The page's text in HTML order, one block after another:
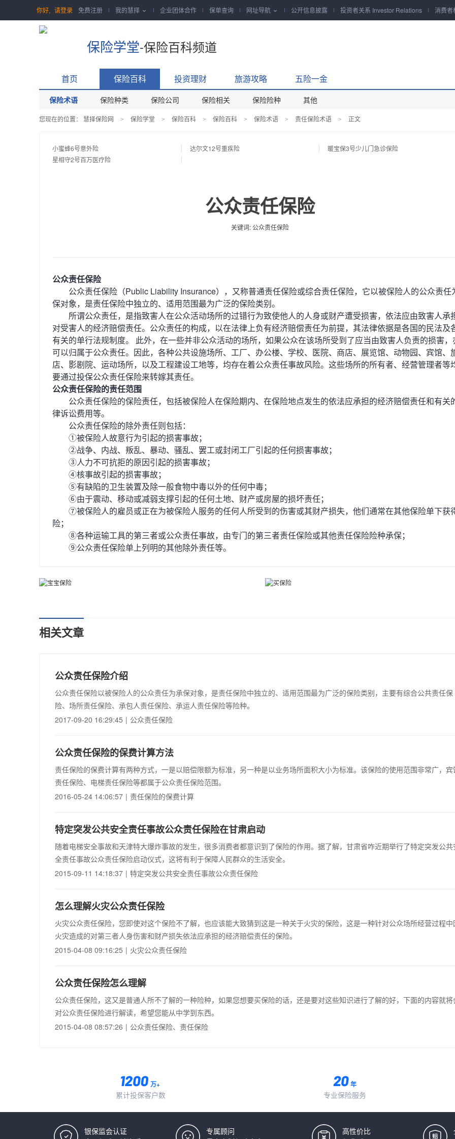
你好, 请登录 免费注册 我的慧择  企业团体合作 保单查询 网址导航  公开信息披露 投资者关系 Investor Relations 消费者
保险学堂-保险百科频道
首页 保险百科 投资理财 旅游攻略 五险一金
保险术语 保险种类 保险公司 保险相关 保险险种 其他
您现在的位置： 慧择保险网 > 保险学堂 > 保险百科 > 保险百科 > 保险术语 > 责任保险术语 > 正文
小蜜蜂6号意外险 达尔文12号重疾险
暖宝保3号少儿门急诊保险
星相守2号百万医疗险
公众责任保险
关键词: 公众责任保险
公众责任保险
公众责任保险（Public Liability Insurance），又称普通责任保险或综合责任保险，它以被保险人的公众责任
保对象，是责任保险中独立的、适用范围最为广泛的保险类别。
所谓公众责任，是指致害人在公众活动场所的过错行为致使他人的人身或财产遭受损害，依法应由致害人承
对受害人的经济赔偿责任。公众责任的构成，以在法律上负有经济赔偿责任为前提，其法律依据是各国的民法及
有关的单行法规制度。 此外，在一些并非公众活动的场所，如果公众在该场所受到了应当由致害人负责的损害，
可以归属于公众责任。因此，各种公共设施场所、工厂、办公楼、学校、医院、商店、展览馆、动物园、宾馆、
店、影剧院、运动场所，以及工程建设工地等，均存在着公众责任事故风险。这些场所的所有者、经营管理者等
要通过投保公众责任保险来转嫁其责任。
公众责任保险的责任范围
公众责任保险的保险责任，包括被保险人在保险期内、在保险地点发生的依法应承担的经济赔偿责任和有关
律诉讼费用等。
公众责任保险的除外责任则包括：
①被保险人故意行为引起的损害事故；
②战争、内战、叛乱、暴动、骚乱、罢工或封闭工厂引起的任何损害事故；
③人力不可抗拒的原因引起的损害事故；
④核事故引起的损害事故；
⑤有缺陷的卫生装置及除一般食物中毒以外的任何中毒；
⑥由于震动、移动或减弱支撑引起的任何土地、财产或房屋的损坏责任；
⑦被保险人的雇员或正在为被保险人服务的任何人所受到的伤害或其财产损失，他们通常在其他保险单下获
险；
⑧各种运输工具的第三者或公众责任事故，由专门的第三者责任保险或其他责任保险险种承保；
⑨公众责任保险单上列明的其他除外责任等。
相关文章
公众责任保险介绍
公众责任保险以被保险人的公众责任为承保对象，是责任保险中独立的、适用范围最为广泛的保险类别，主要有综合公共责任保
险、场所责任保险、承包人责任保险、承运人责任保险等险种。
2017-09-20 16:29:45 | 公众责任保险
公众责任保险的保费计算方法
责任保险的保费计算有两种方式，一是以赔偿限额为标准，另一种是以业务场所面积大小为标准。该保险的使用范围非常广，宾
责任保险、电梯责任保险等都属于公众责任保险范围。
2016-05-24 14:06:57 | 责任保险的保费计算
特定突发公共安全责任事故公众责任保险在甘肃启动
随着电梯安全事故和天津特大爆炸事故的发生，很多消费者都意识到了保险的作用。据了解，甘肃省咋近期举行了特定突发公共
全责任事故公众责任保险启动仪式，这将有利于保障人民群众的生活安全。
2015-09-11 14:18:37 | 特定突发公共安全责任事故公众责任保险
怎么理解火灾公众责任保险
火灾公众责任保险，您即使对这个保险不了解，也应该能大致猜到这是一种关于火灾的保险，这是一种针对公众场所经营过程中
火灾造成的对第三者人身伤害和财产损失依法应承担的经济赔偿责任的保险。
2015-04-08 09:16:25 | 火灾公众责任保险
公众责任保险怎么理解
公众责任保险，这又是普通人所不了解的一种险种，如果您想要买保险的话，还是要对这些知识进行了解的好，下面的内容就将
对公众责任保险进行解读，希望您能从中学到东西。
2015-04-08 08:57:26 | 公众责任保险、责任保险
万+
累计投保客户数
年
专业保险服务
银保监会认证
专属顾问
高性价比